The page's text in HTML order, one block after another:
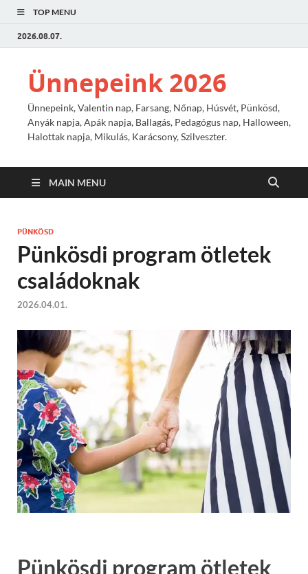
TOP MENU
2026.08.07.
Ünnepeink 2026
Ünnepeink, Valentin nap, Farsang, Nőnap, Húsvét, Pünkösd,
Anyák napja, Apák napja, Ballagás, Pedagógus nap, Halloween,
Halottak napja, Mikulás, Karácsony, Szilveszter.
MAIN MENU
PÜNKÖSD
Pünkösdi program ötletek
családoknak
2026.04.01.
Pünkösdi program ötletek